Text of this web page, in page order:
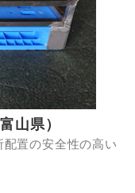
山県）
置の安全性の高い